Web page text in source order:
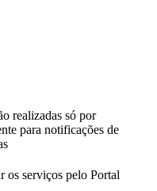
realizadas só por
para notificações de
os serviços pelo Portal